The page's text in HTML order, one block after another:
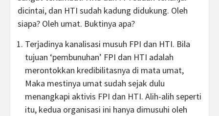
dicintai, dan HTI sudah kadung didukung. Oleh
siapa? Oleh umat. Buktinya apa?
Terjadinya kanalisasi musuh FPI dan HTI. Bila
tujuan ‘pembunuhan’ FPI dan HTI adalah
merontokkan kredibilitasnya di mata umat,
Maka mestinya umat sudah sejak dulu
menangkapi aktivis FPI dan HTI. Alih-alih seperti
itu, kedua organisasi ini hanya dimusuhi oleh